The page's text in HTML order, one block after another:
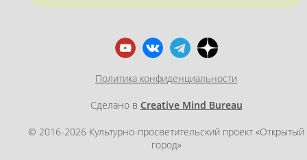
Политика конфиденциальности
Сделано в Creative Mind Bureau
© 2016-2026 Культурно-просветительский проект «Открытый
город»